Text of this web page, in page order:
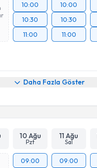
10:00
10:30
11:00
10:00
10:30
11:00
Daha Fazla Göster
10 Ağu
Pzt
11 Ağu
Sal
09:00
09:00